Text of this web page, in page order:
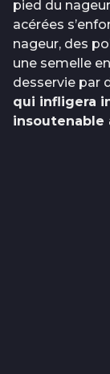
pied du
acérées
nageur, des
une semelle
desservie par
qui infligera
insoutenable